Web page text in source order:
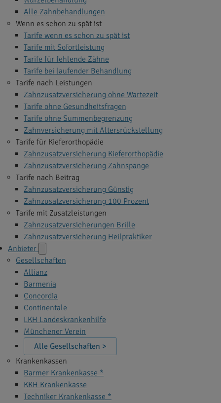
Alle Zahnbehandlungen
Wenn es schon zu spät ist
Tarife wenn es schon zu spät ist
Tarife mit Sofortleistung
Tarife für fehlende Zähne
Tarife bei laufender Behandlung
Tarife nach Leistungen
Zahnzusatzversicherung ohne Wartezeit
Tarife ohne Gesundheitsfragen
Tarife ohne Summenbegrenzung
Zahnversicherung mit Altersrückstellung
Tarife für Kieferorthopädie
Zahnzusatzversicherung Kieferorthopädie
Zahnzusatzversicherung Zahnspange
Tarife nach Beitrag
Zahnzusatzversicherung Günstig
Zahnzusatzversicherung 100 Prozent
Tarife mit Zusatzleistungen
Zahnzusatzversicherungen Brille
Zahnzusatzversicherung Heilpraktiker
Anbieter
Gesellschaften
Allianz
Barmenia
Concordia
Continentale
LKH Landeskrankenhilfe
Münchener Verein
Alle Gesellschaften >
Krankenkassen
Barmer Krankenkasse *
KKH Krankenkasse
Techniker Krankenkasse *